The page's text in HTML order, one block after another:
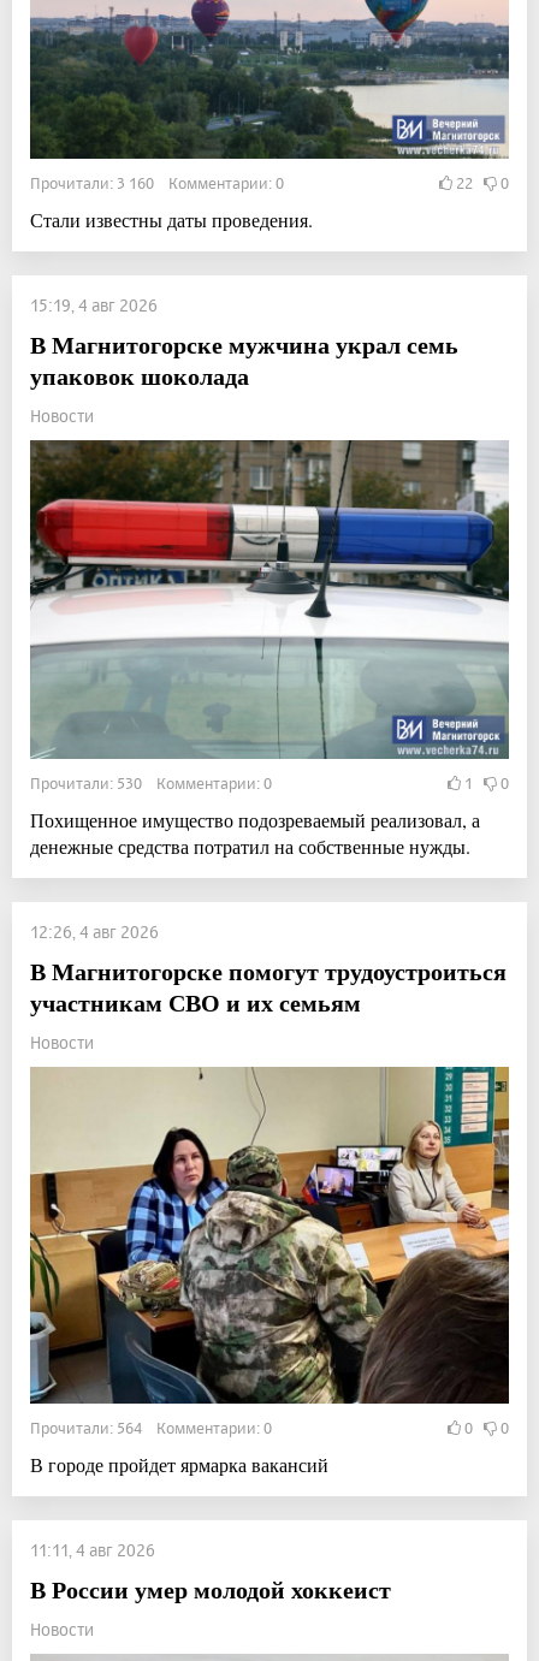
Прочитали: 3 160 Комментарии: 0 22 0
Стали известны даты проведения.
15:19, 4 авг 2026
В Магнитогорске мужчина украл семь
упаковок шоколада
Новости
Прочитали: 530 Комментарии: 0 1 0
Похищенное имущество подозреваемый реализовал, а
денежные средства потратил на собственные нужды.
12:26, 4 авг 2026
В Магнитогорске помогут трудоустроиться
участникам СВО и их семьям
Новости
Прочитали: 564 Комментарии: 0 0 0
В городе пройдет ярмарка вакансий
11:11, 4 авг 2026
В России умер молодой хоккеист
Новости